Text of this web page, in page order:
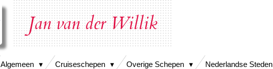
Jan van der Willik
Algemeen Cruiseschepen Overige Schepen Nederlandse Steden